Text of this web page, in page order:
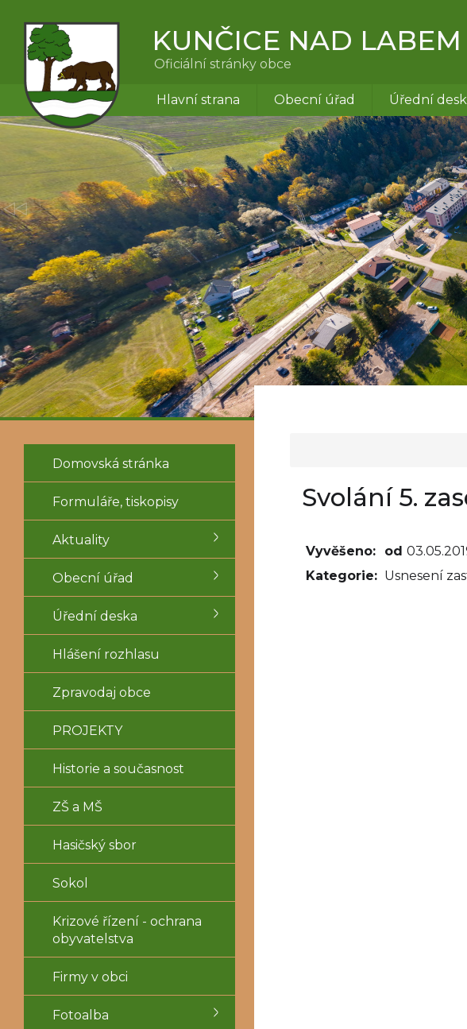
KUNČICE NAD LABEM
Oficiální stránky obce
Hlavní strana Obecní úřad Úřední
Domovská stránka
Formuláře, tiskopisy
Aktuality
Obecní úřad
Úřední deska
Hlášení rozhlasu
Zpravodaj obce
PROJEKTY
Historie a současnost
ZŠ a MŠ
Hasičský sbor
Sokol
Krizové řízení - ochrana
obyvatelstva
Firmy v obci
Fotoalba
Svolání 5.
Vyvěšeno: od
Kategorie: Usnesení